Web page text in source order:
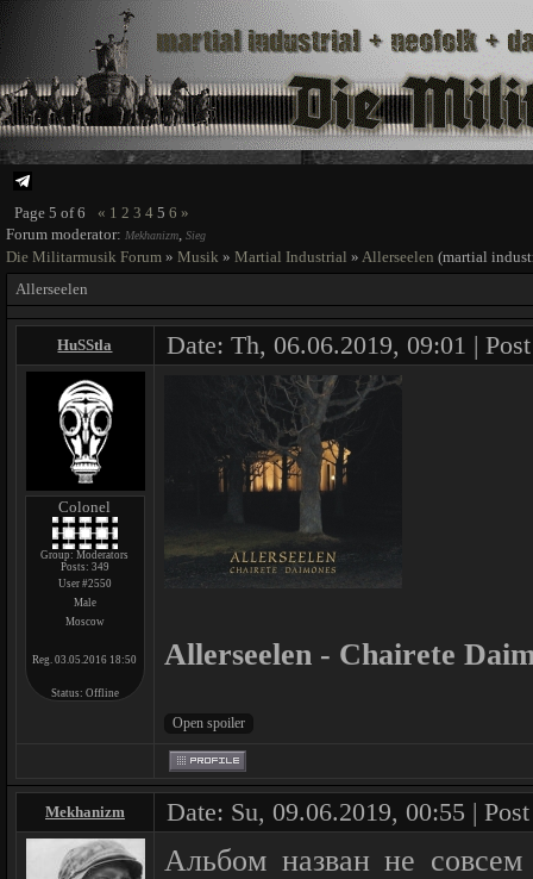
Page 5 of6 « 1 2 3 4 5 6 »
Forum moderator: Mekhanizm, Sieg
Die Militarmusik Forum » Musik » Martial Industrial » Allerseelen (martial
Allerseelen
HuSStla Date: Th, 06.06.2019, 09:01 |
Colonel
Group: Moderators
Posts: 349
User #2550
Male
Moscow
Reg. 03.05.2016 18:50
Status: Offline
Allerseelen - Chairete
Mekhanizm Date: Su, 09.06.2019, 00:55 |
Альбом назван не